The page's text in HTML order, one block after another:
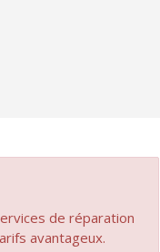
de réparation
avantageux.